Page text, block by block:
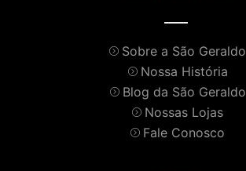
Sobre a São Geraldo
Nossa História
Blog da São Geraldo
Nossas Lojas
Fale Conosco